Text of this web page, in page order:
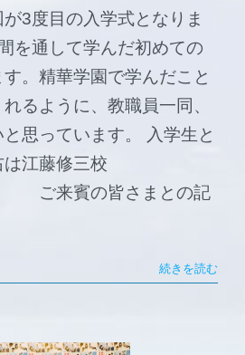
3度目の入学式となりま
を通して学んだ初めての
。精華学園で学んだこと
るように、教職員一同、
思っています。 入学生と
江藤修三校
の皆さまとの記
続きを読む